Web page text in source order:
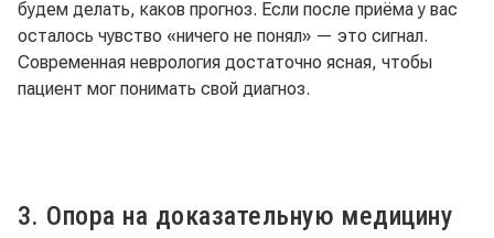
будем делать, каков прогноз. Если после приёма у вас
осталось чувство «ничего не понял» — это сигнал.
Современная неврология достаточно ясная, чтобы
пациент мог понимать свой диагноз.
3. Опора на доказательную медицину